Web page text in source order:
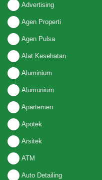
Advertising
Agen Properti
Agen Pulsa
Alat Kesehatan
Aluminium
Alumunium
Apartemen
Apotek
Arsitek
ATM
Auto Detailing